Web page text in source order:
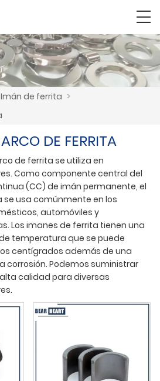
Imán de ferrita >
DE FERRITA
de ferrita se utiliza en
Como componente central del
(CC) de imán permanente, el
usa comúnmente en los
automóviles y
Los imanes de ferrita tienen una
temperatura que se puede
centígrados además de una
corrosión. Podemos suministrar
calidad para diversas